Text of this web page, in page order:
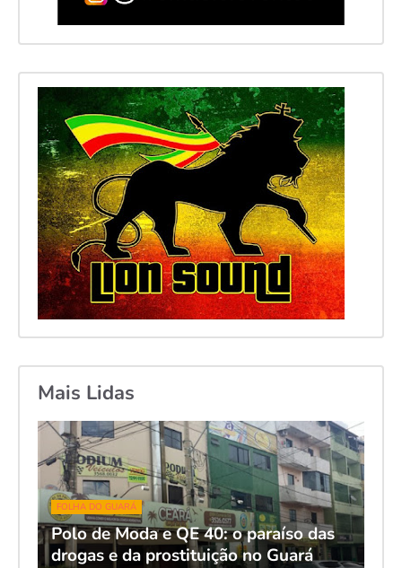
Mais Lidas
FOLHA DO GUARÁ
Polo de Moda e QE 40: o paraíso das
drogas e da prostituição no Guará